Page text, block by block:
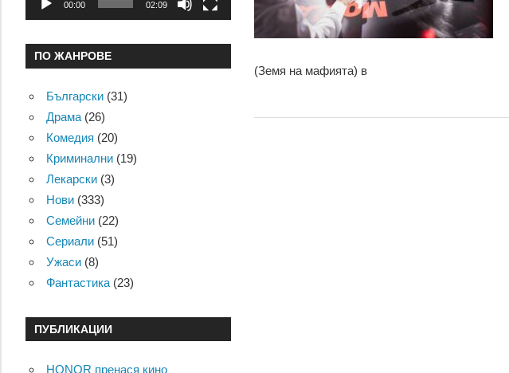
(Земя на мафията) в
00:00 02:09
ПО ЖАНРОВЕ
Български(31)
Драма(26)
Комедия (20)
Криминални(19)
Лекарски(3)
Нови(333)
Семейни(22)
Сериали(51)
Ужаси(8)
Фантастика(23)
ПУБЛИКАЦИИ
HONOR пренася кино